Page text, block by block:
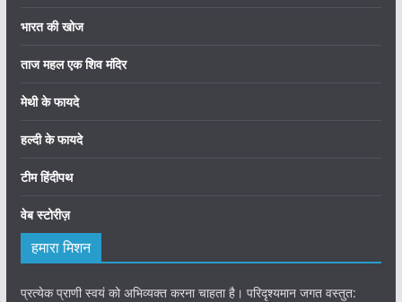
भारत की खोज
ताज महल एक शिव मंदिर
मेथी के फायदे
हल्दी के फायदे
टीम हिंदीपथ
वेब स्टोरीज़
हमारा मिशन
प्रत्येक प्राणी स्वयं को अभिव्यक्त करना चाहता है। परिदृश्यमान जगत वस्तुत: